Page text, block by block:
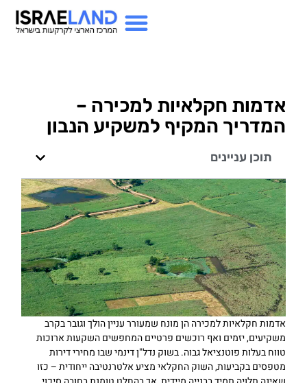
אדמות חקלאיות למכירה –
המדריך המקיף למשקיע הנבון
תוכן עניינים
אדמות חקלאיות למכירה הן מונח שמעורר עניין הולך וגובר בקרב
משקיעים, יזמים ואף רוכשים פרטיים המחפשים השקעות ארוכות
טווח בעלות פוטנציאל גבוה. בשוק נדל"ן דינמי שבו מחירי דירות
מטפסים בקביעות, השוק החקלאי מציע אלטרנטיבה ייחודית – כזו